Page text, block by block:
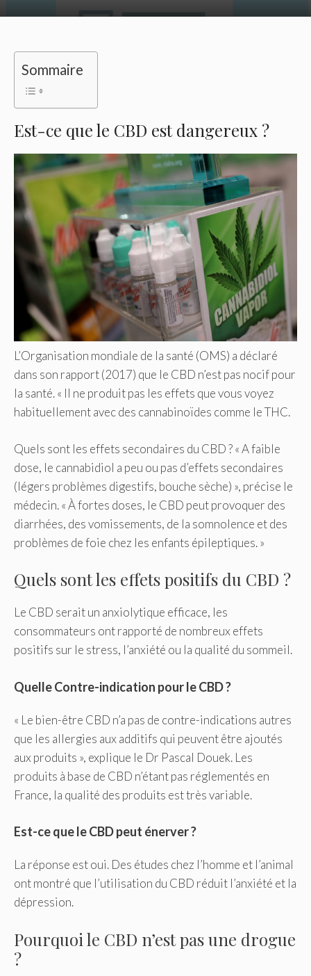
Sommaire
Est-ce que le CBD est dangereux ?
L’Organisation mondiale de la santé (OMS) a déclaré
dans son rapport (2017) que le CBD n’est pas nocif pour
la santé. « Il ne produit pas les effets que vous voyez
habituellement avec des cannabinoïdes comme le THC.
Quels sont les effets secondaires du CBD ? « A faible
dose, le cannabidiol a peu ou pas d’effets secondaires
(légers problèmes digestifs, bouche sèche) », précise le
médecin. « À fortes doses, le CBD peut provoquer des
diarrhées, des vomissements, de la somnolence et des
problèmes de foie chez les enfants épileptiques. »
Quels sont les effets positifs du CBD ?
Le CBD serait un anxiolytique efficace, les
consommateurs ont rapporté de nombreux effets
positifs sur le stress, l’anxiété ou la qualité du sommeil.
Quelle Contre-indication pour le CBD ?
« Le bien-être CBD n’a pas de contre-indications autres
que les allergies aux additifs qui peuvent être ajoutés
aux produits », explique le Dr Pascal Douek. Les
produits à base de CBD n’étant pas réglementés en
France, la qualité des produits est très variable.
Est-ce que le CBD peut énerver ?
La réponse est oui. Des études chez l’homme et l’animal
ont montré que l’utilisation du CBD réduit l’anxiété et la
dépression.
Pourquoi le CBD n’est pas une drogue
?